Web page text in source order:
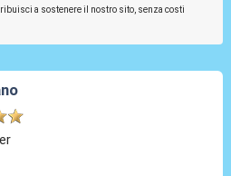
a sostenere il nostro sito, senza costi